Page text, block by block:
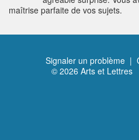
maîtrise parfaite de vos sujets.
Signaler un problème |
© 2026 Arts et Lettres